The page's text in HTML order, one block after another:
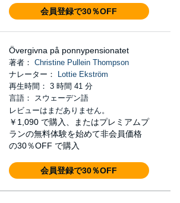
会員登録で30％OFF
Övergivna på ponnypensionatet
著者： Christine Pullein Thompson
ナレーター：
Lottie Ekström
再生時間： 3 時間 41 分
言語： スウェーデン語
レビューはまだありません。
￥1,090 で購入、またはプレミアムプ
ランの無料体験を始めて非会員価格
の30％OFF で購入
会員登録で30％OFF